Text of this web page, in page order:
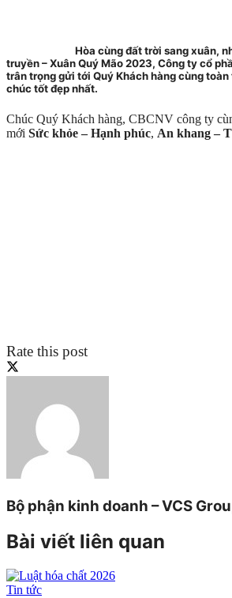
Hòa cùng đất trời sang xuân,
truyền – Xuân Quý Mão 2023, Công ty cổ
trân trọng gửi tới Quý Khách hàng cùng
chúc tốt đẹp nhất.
Chúc Quý Khách hàng, CBCNV công ty
mới Sức khỏe – Hạnh phúc, An khang –
Rate this post
Bộ phận kinh doanh – VCS
Bài viết liên quan
Tin tức